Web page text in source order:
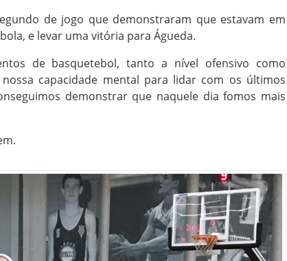
de jogo que demonstraram que estavam em
e levar uma vitória para Águeda.
de basquetebol, tanto a nível ofensivo como
capacidade mental para lidar com os últimos
demonstrar que naquele dia fomos mais